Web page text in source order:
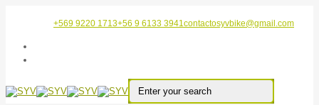
+569 9220 1713+56 9 6133 3941contactosyvbike@gmail.com